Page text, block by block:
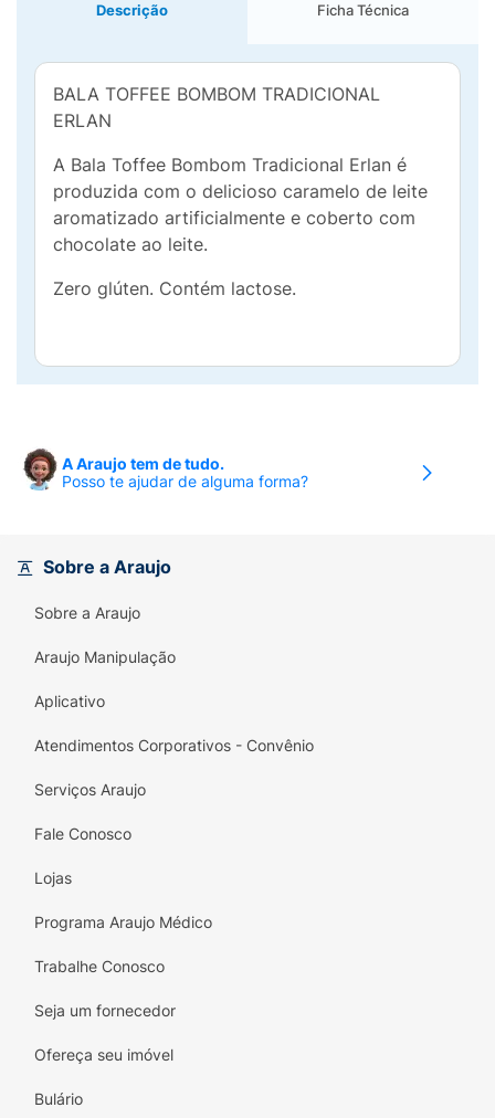
Descrição Ficha Técnica
BALA TOFFEE BOMBOM TRADICIONAL
ERLAN
A Bala Toffee Bombom Tradicional Erlan é
produzida com o delicioso caramelo de leite
aromatizado artificialmente e coberto com
chocolate ao leite.
Zero glúten. Contém lactose.
A Araujo tem de tudo.
Posso te ajudar de alguma forma?
Sobre a Araujo
Sobre a Araujo
Araujo Manipulação
Aplicativo
Atendimentos Corporativos - Convênio
Serviços Araujo
Fale Conosco
Lojas
Programa Araujo Médico
Trabalhe Conosco
Seja um fornecedor
Ofereça seu imóvel
Bulário